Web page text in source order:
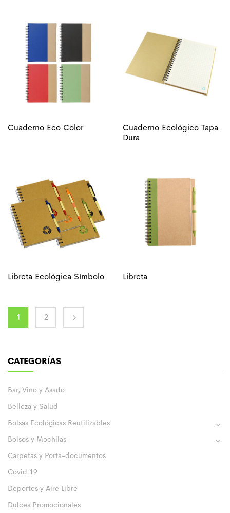
CATEGORÍAS
Bar, Vino y Asado
Belleza y Salud
Bolsas Ecológicas Reutilizables
Bolsos y Mochilas
Carpetas y Porta-documentos
Covid 19
Deportes y Aire Libre
Dulces Promocionales
Cuaderno Eco Color
Cuaderno Ecológico Tapa
Dura
Libreta Ecológica Símbolo Libreta
1 2